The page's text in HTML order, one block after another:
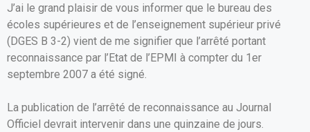
J’ai le grand plaisir de vous informer que le bureau des
écoles supérieures et de l’enseignement supérieur privé
(DGES B 3-2) vient de me signifier que l’arrêté portant
reconnaissance par l’Etat de l’EPMI à compter du 1er
septembre 2007 a été signé.
La publication de l’arrêté de reconnaissance au Journal
Officiel devrait intervenir dans une quinzaine de jours.